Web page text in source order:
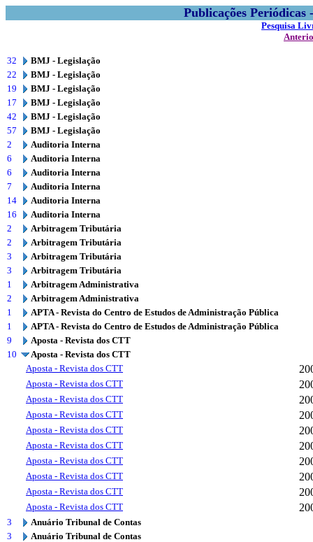
Publicações
Pesquisa
32
BMJ - Legislação
22
BMJ - Legislação
19
BMJ - Legislação
17
BMJ - Legislação
42
BMJ - Legislação
57
BMJ - Legislação
2
Auditoria Interna
6
Auditoria Interna
6
Auditoria Interna
7
Auditoria Interna
14
Auditoria Interna
16
Auditoria Interna
2
Arbitragem Tributária
2
Arbitragem Tributária
3
Arbitragem Tributária
3
Arbitragem Tributária
1
Arbitragem Administrativa
2
Arbitragem Administrativa
1
APTA - Revista do Centro de Estudos de Administração Pública
1
APTA - Revista do Centro de Estudos de Administração Pública
9
Aposta - Revista dos CTT
10
Aposta - Revista dos CTT
Aposta - Revista dos CTT
Aposta - Revista dos CTT
Aposta - Revista dos CTT
Aposta - Revista dos CTT
Aposta - Revista dos CTT
Aposta - Revista dos CTT
Aposta - Revista dos CTT
Aposta - Revista dos CTT
Aposta - Revista dos CTT
Aposta - Revista dos CTT
3
Anuário Tribunal de Contas
3
Anuário Tribunal de Contas